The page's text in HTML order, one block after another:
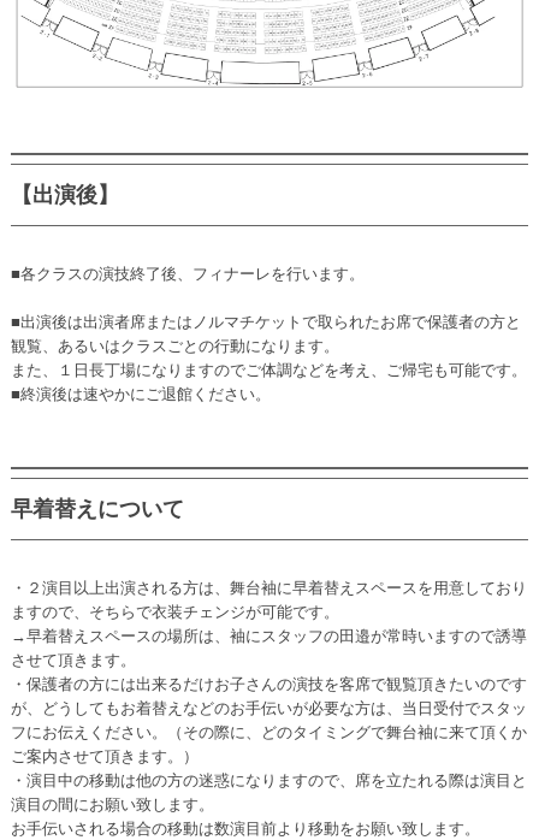
【出演後】
■各クラスの演技終了後、フィナーレを行います。
■出演後は出演者席またはノルマチケットで取られたお席で保護者の方と
観覧、あるいはクラスごとの行動になります。
また、１日長丁場になりますのでご体調などを考え、ご帰宅も可能です。
■終演後は速やかにご退館ください。
早着替えについて
・２演目以上出演される方は、舞台袖に早着替えスペースを用意しており
ますので、そちらで衣装チェンジが可能です。
→早着替えスペースの場所は、袖にスタッフの田邉が常時いますので誘導
させて頂きます。
・保護者の方には出来るだけお子さんの演技を客席で観覧頂きたいのです
が、どうしてもお着替えなどのお手伝いが必要な方は、当日受付でスタッ
フにお伝えください。（その際に、どのタイミングで舞台袖に来て頂くか
ご案内させて頂きます。）
・演目中の移動は他の方の迷惑になりますので、席を立たれる際は演目と
演目の間にお願い致します。
お手伝いされる場合の移動は数演目前より移動をお願い致します。